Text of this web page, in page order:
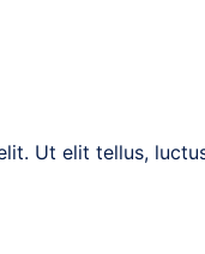
Ut elit tellus,